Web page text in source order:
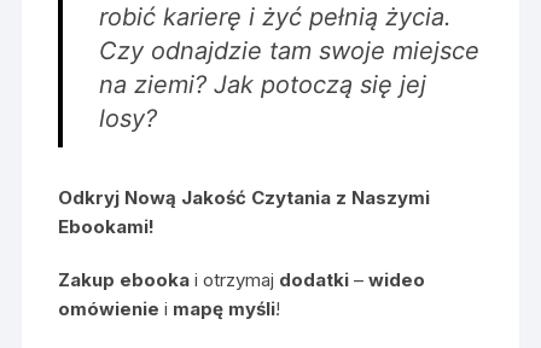
robić karierę i żyć pełnią życia.
Czy odnajdzie tam swoje miejsce
na ziemi? Jak potoczą się jej
losy?
Odkryj Nową Jakość Czytania z Naszymi
Ebookami!
Zakup ebooka i otrzymaj dodatki –wideo
omówienie i mapę myśli!